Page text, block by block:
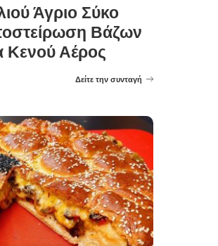
Άγριο Σύκο
Βάζων
Κενού Αέρος
Δείτε την συνταγή